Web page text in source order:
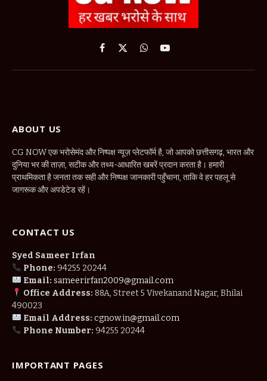
Facebook
X
WhatsApp
YouTube
ABOUT US
CG NOW एक भरोसेमंद और निष्पक्ष न्यूज़ प्लेटफॉर्म है, जो आपको छत्तीसगढ़, भारत और
दुनिया भर की ताज़ा, सटीक और तथ्य-आधारित खबरें प्रदान करता है। हमारी
प्राथमिकता है जनता तक सही और निष्पक्ष जानकारी पहुँचाना, ताकि वे हर पहलू से
जागरूक और अपडेटेड रहें।
CONTACT US
Syed Sameer Irfan
Phone: 94255 20244
Email: sameerirfan2009@gmail.com
Office Address: 88A, Street 5 Vivekanand Nagar, Bhilai
490023
Email Address: cgnow.in@gmail.com
Phone Number: 94255 20244
IMPORTANT PAGES